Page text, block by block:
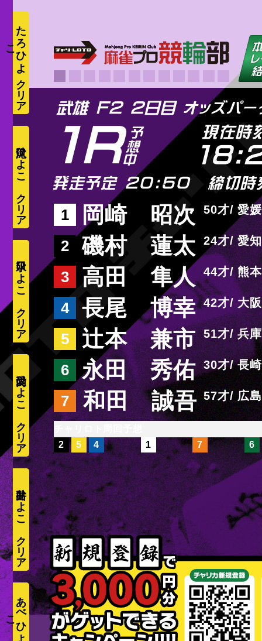
武雄 F2 2日目 オッズパー
1R
発走予定 20:50 締切
1 岡崎 昭次 50 愛媛
2 磯村 蓮太 24 愛知
3 高田 隼人 44 熊本
4 長尾 博幸 42 大阪
5 辻本 兼市 51 兵庫
6 永田 秀佑 30 長崎
7 和田 誠吾 57 広島
2
5 4 1 7 6
現在時
愛内ひよこ
水口ひよこ
滝沢ひよこ
た
ろ
ひ
よ
こ
井出ひよこ
あ
べ
ひ
よ
こ unmanned